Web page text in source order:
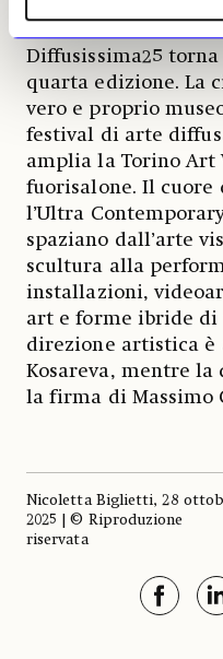
Diffusissima25
quarta edizione. La
vero e proprio
festival di arte
amplia la Torino Art
fuorisalone. Il cuore
l’Ultra
spaziano dall’arte
scultura alla
installazioni,
art e forme ibride di
direzione artistica è
Kosareva, mentre
la firma di Massimo
Nicoletta Biglietti, 28
2025 | © Riproduzione
riservata